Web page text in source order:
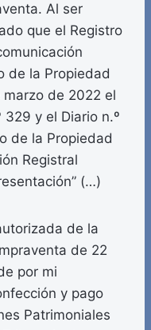
Al ser
que el Registro
de la Propiedad
de 2022 el
y el Diario n.º
de la Propiedad
Registral
(…)
de la
de 22
por mi
y pago
Patrimoniales